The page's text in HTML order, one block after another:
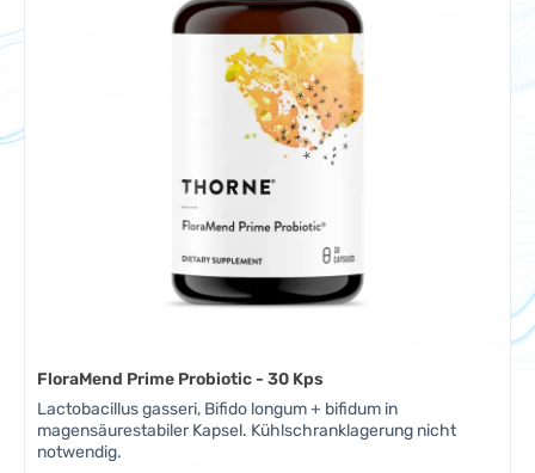
FloraMend Prime Probiotic - 30 Kps
Lactobacillus gasseri, Bifido longum + bifidum in
magensäurestabiler Kapsel. Kühlschranklagerung nicht
notwendig.